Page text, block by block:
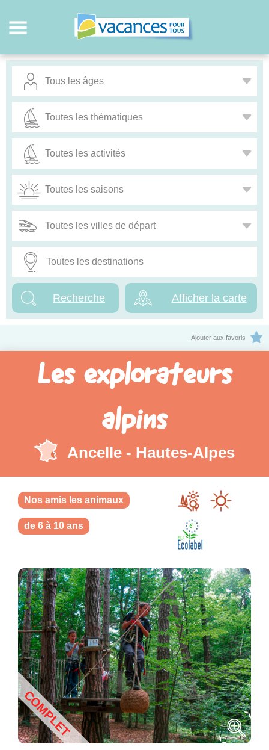
Afficher la carte
Ajouter aux favoris
Les explorateurs
alpins
Ancelle - Hautes-Alpes
Nos amis les animaux
de 6 à 10 ans
COMPLET